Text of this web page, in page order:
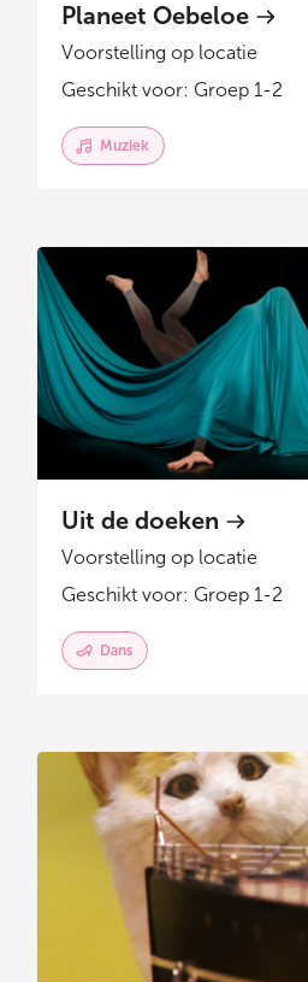
Planeet Oebeloe
Voorstelling op locatie
Geschikt voor: Groep 1-2
Muziek
Uit de doeken
Voorstelling op locatie
Geschikt voor: Groep 1-2
Dans